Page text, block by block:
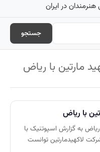
در ایران
جستجو
با ریاض به گزارش اسپوتنیک با
لاکهیدمارتین توانست